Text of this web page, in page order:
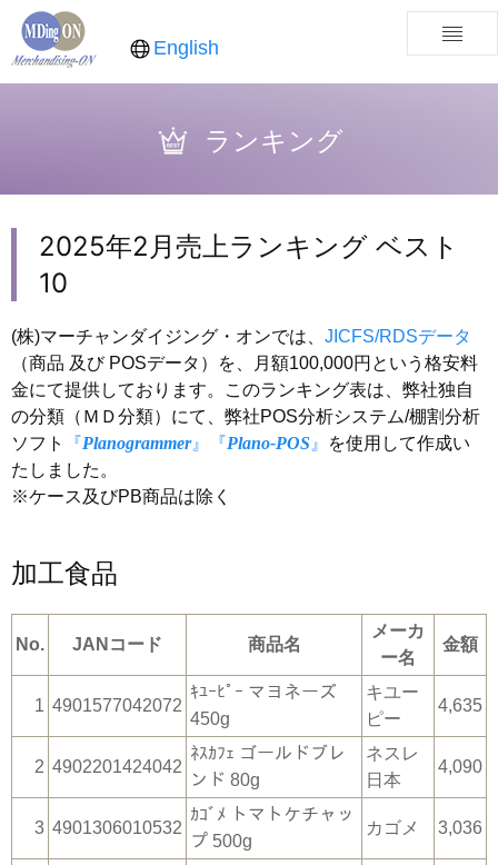
English
ランキング
2025年2月売上ランキング ベスト
10
(株)マーチャンダイジング・オンでは、 JICFS/RDSデータ
（商品 及び POSデータ）を、月額100,000円という格安料
金にて提供しております。このランキング表は、弊社独自
の分類（ＭＤ分類）にて、弊社POS分析システム/棚割分析
ソフト
『Planogrammer』 『Plano-POS 』
を使用して作成い
たしました。
※ケース及びPB商品は除く
加工食品
No. JANコード 商品名
メーカ
ー名
金額
1 4901577042072
ｷﾕｰﾋﾟｰ マヨネーズ
450g
キユー
ピー
4,635
2 4902201424042
ﾈｽｶﾌｪ ゴールドブレ
ンド 80g
ネスレ
日本
4,090
3 4901306010532
ｶｺﾞﾒ トマトケチャッ
プ 500g
カゴメ 3,036